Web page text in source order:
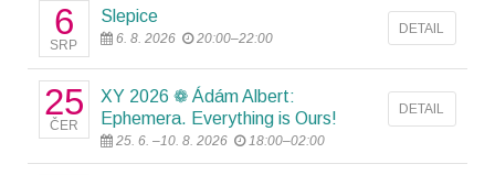
6
SRP
DETAIL
Slepice
6. 8. 2026 20:00–22:00
25
ČER
DETAIL
XY 2026 ❁ Ádám Albert:
Ephemera. Everything is Ours!
25. 6. –10. 8. 2026 18:00–02:00